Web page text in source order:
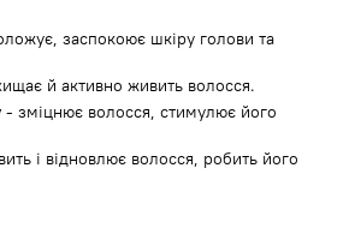
(Apricot) Kernel Oil, Sclerocarya
Acids, Cyclohexasiloxane,
Hydrolyzed Collagen, Hydrolyzed
Glycerin, Polygonum Multiflorum Root
Root Extract, Asarum Sieboldi Root
Extract, Thuja Orientalis Leaf
Fruit Extract, Sophora Angustifolia
Nucifera Flower Extract, Prunus
заспокоює шкіру голови та
й активно живить волосся.
- зміцнює волосся, стимулює його
і відновлює волосся, робить його